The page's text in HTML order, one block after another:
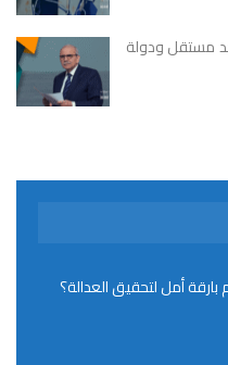
مستقل ودولة